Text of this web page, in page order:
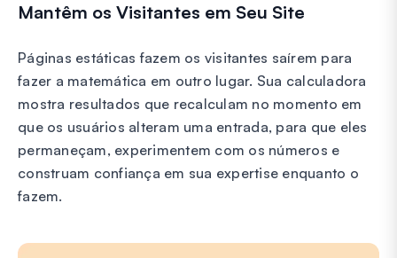
Mantêm os Visitantes em Seu Site
Páginas estáticas fazem os visitantes saírem para
fazer a matemática em outro lugar. Sua calculadora
mostra resultados que recalculam no momento em
que os usuários alteram uma entrada, para que eles
permaneçam, experimentem com os números e
construam confiança em sua expertise enquanto o
fazem.